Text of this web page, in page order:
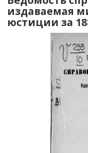
издаваемая
юстиции за